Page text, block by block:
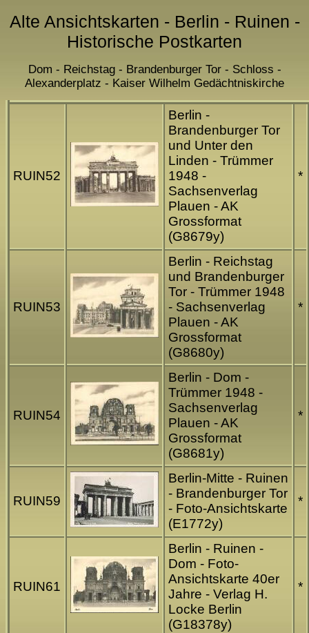
Alte Ansichtskarten - Berlin - Ruinen -
Historische Postkarten
Dom - Reichstag - Brandenburger Tor - Schloss -
Alexanderplatz - Kaiser Wilhelm Gedächtniskirche
RUIN52
Berlin -
Brandenburger Tor
und Unter den
Linden - Trümmer
1948 -
Sachsenverlag
Plauen - AK
Grossformat
(G8679y)
*
RUIN53
Berlin - Reichstag
und Brandenburger
Tor - Trümmer 1948
- Sachsenverlag
Plauen - AK
Grossformat
(G8680y)
*
RUIN54
Berlin - Dom -
Trümmer 1948 -
Sachsenverlag
Plauen - AK
Grossformat
(G8681y)
*
RUIN59
Berlin-Mitte - Ruinen
- Brandenburger Tor
- Foto-Ansichtskarte
(E1772y)
*
RUIN61
Berlin - Ruinen -
Dom - Foto-
Ansichtskarte 40er
Jahre - Verlag H.
Locke Berlin
(G18378y)
*